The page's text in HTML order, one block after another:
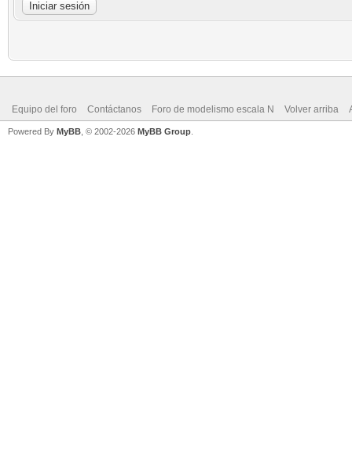
Equipo del foro Contáctanos Foro de modelismo escala N Volver arriba
Powered By MyBB , © 2002-2026 MyBB Group